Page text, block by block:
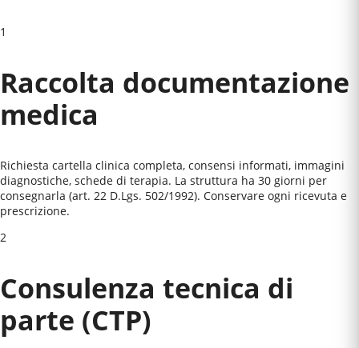
1
Raccolta documentazione
medica
Richiesta cartella clinica completa, consensi informati, immagini
diagnostiche, schede di terapia. La struttura ha 30 giorni per
consegnarla (art. 22 D.Lgs. 502/1992). Conservare ogni ricevuta e
prescrizione.
2
Consulenza tecnica di
parte (CTP)